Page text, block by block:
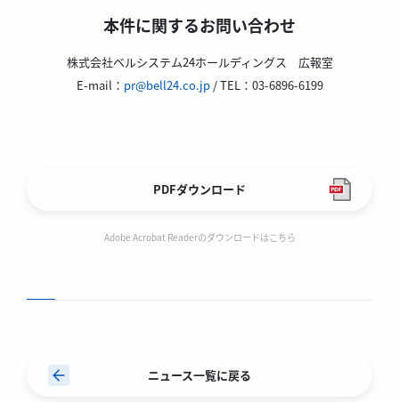
本件に関するお問い合わせ
株式会社ベルシステム24ホールディングス 広報室
E-mail： pr@bell24.co.jp/ TEL：03-6896-6199
PDFダウンロード
Adobe Acrobat Readerのダウンロードはこちら
ニュース一覧に戻る